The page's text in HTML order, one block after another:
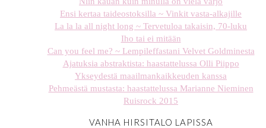
Ensi kertaa taideostoksilla ~ Vinkit vasta-alkajille
La la la all night long ~ Tervetuloa takaisin, 70-luku
Iho tai ei mitään
Can you feel me? ~ Lempileffastani Velvet Goldminesta
Ajatuksia abstraktista: haastattelussa Olli Piippo
Ykseydestä maailmankaikkeuden kanssa
Pehmeästä mustasta: haastattelussa Marianne Nieminen
Ruisrock 2015
VANHA HIRSITALO LAPISSA